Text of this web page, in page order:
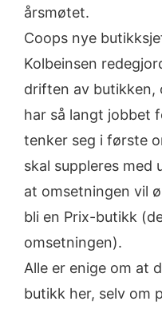
årsmøtet.
Coops nye
Kolbeinsen
driften av butikken,
har så langt jobbet
tenker seg i første
skal suppleres med
at omsetningen vil
bli en Prix-butikk
omsetningen).
Alle er enige om at
butikk her, selv om